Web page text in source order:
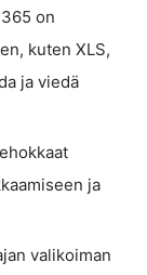
on
kuten XLS,
ja viedä
ja
valikoiman